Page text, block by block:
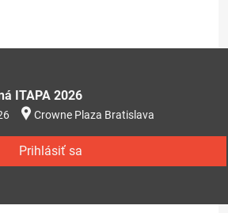
ITAPA 2026
Crowne Plaza Bratislava
Prihlásiť sa